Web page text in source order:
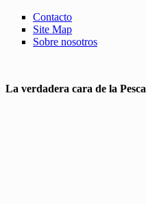
Contacto
Site Map
Sobre nosotros
La verdadera cara de la Pesca